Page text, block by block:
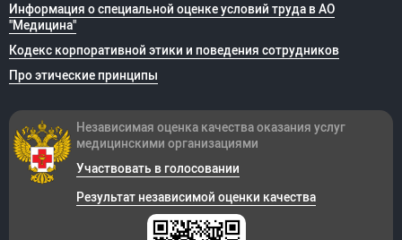
Информация о специальной оценке условий труда в АО
"Медицина"
Кодекс корпоративной этики и поведения сотрудников
Про этические принципы
Независимая оценка качества оказания услуг
медицинскими организациями
Участвовать в голосовании
Результат независимой оценки качества